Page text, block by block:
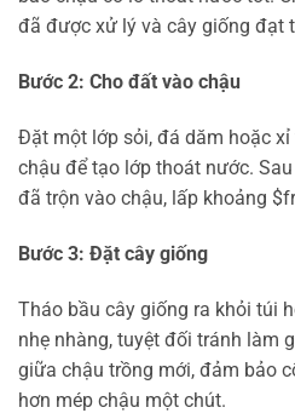
đã được xử lý và cây giống đạt
Bước 2: Cho đất vào chậu
Đặt một lớp sỏi, đá dăm hoặc
chậu để tạo lớp thoát nước.
đã trộn vào chậu, lấp khoảng
Bước 3: Đặt cây giống
Tháo bầu cây giống ra khỏi túi
nhẹ nhàng, tuyệt đối tránh làm
giữa chậu trồng mới, đảm bảo
hơn mép chậu một chút.